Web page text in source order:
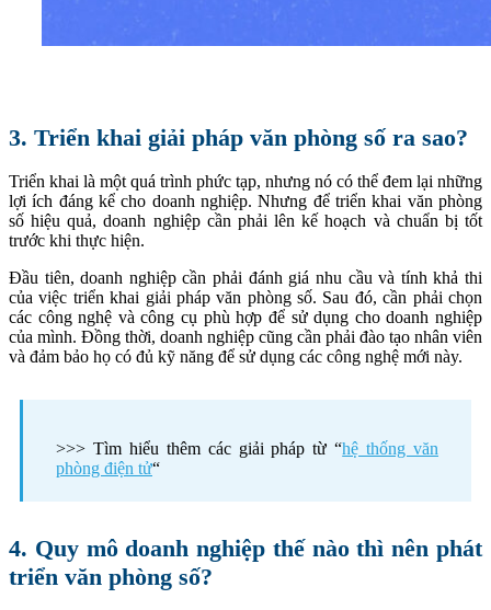
3. Triển khai giải pháp văn phòng số ra sao?
Triển khai là một quá trình phức tạp, nhưng nó có thể đem lại những
lợi ích đáng kể cho doanh nghiệp. Nhưng để triển khai văn phòng
số hiệu quả, doanh nghiệp cần phải lên kế hoạch và chuẩn bị tốt
trước khi thực hiện.
Đầu tiên, doanh nghiệp cần phải đánh giá nhu cầu và tính khả thi
của việc triển khai giải pháp văn phòng số. Sau đó, cần phải chọn
các công nghệ và công cụ phù hợp để sử dụng cho doanh nghiệp
của mình. Đồng thời, doanh nghiệp cũng cần phải đào tạo nhân viên
và đảm bảo họ có đủ kỹ năng để sử dụng các công nghệ mới này.
>>> Tìm hiểu thêm các giải pháp từ “hệ thống văn
phòng điện tử“
4. Quy mô doanh nghiệp thế nào thì nên phát
triển văn phòng số?